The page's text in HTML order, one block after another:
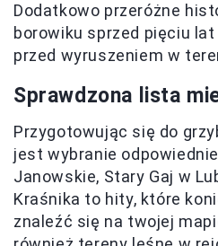
Dodatkowo przeróżne
borowiku sprzed pięciu
przed wyruszeniem w
Sprawdzona lista
Przygotowując się do
jest wybranie
Janowskie, Stary Gaj w
Kraśnika to hity, które
znaleźć się na twojej